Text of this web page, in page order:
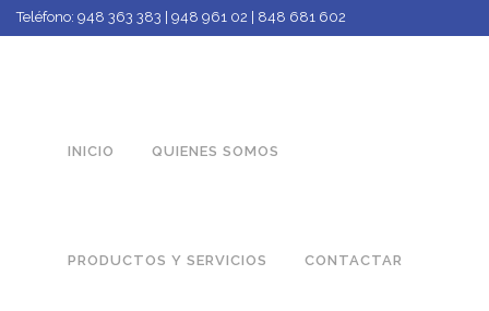
Teléfono: 948 363 383 | 948 961 02 | 848 681 602
INICIO QUIENES SOMOS
PRODUCTOS Y SERVICIOS CONTACTAR